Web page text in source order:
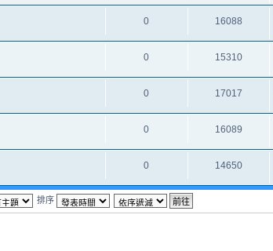
0 16088
0 15310
0 17017
0 16089
0 14650
排序